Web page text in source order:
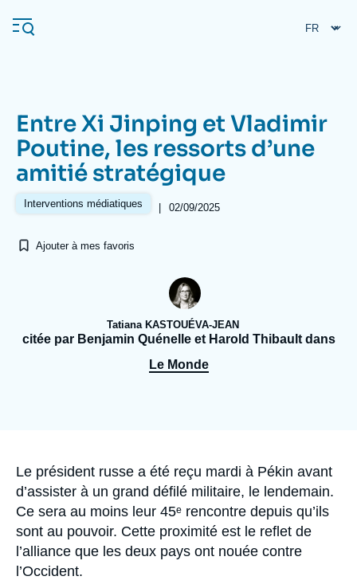
au
contenu
Navigation
principale
L'Ifri
Se connecter
À propos de l'Ifri
Proche-Orient
Entre Xi Jinping et Vladimir
Poutine, les ressorts d’une
amitié stratégique
Interventions médiatiques | 02/09/2025
Ajouter à mes favoris
Tatiana KASTOUÉVA-JEAN
citée par Benjamin Quénelle et Harold Thibault dans
Le Monde
Accroche
Le président russe a été reçu mardi à Pékin avant
d’assister à un grand défilé militaire, le lendemain.
Ce sera au moins leur 45ᵉ rencontre depuis qu’ils
sont au pouvoir. Cette proximité est le reflet de
l’alliance que les deux pays ont nouée contre
l’Occident.